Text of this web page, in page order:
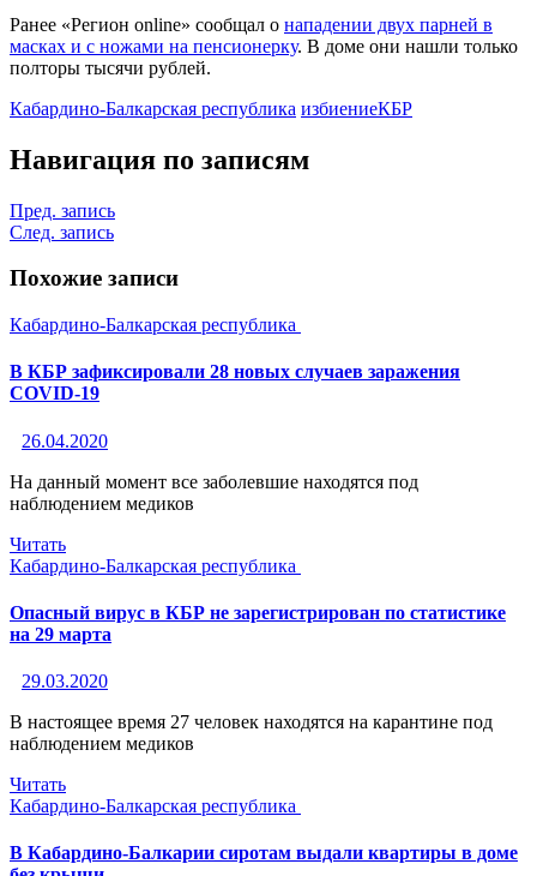
Ранее «Регион online» сообщал о нападении двух парней в
масках и с ножами на пенсионерку. В доме они нашли только
полторы тысячи рублей.
Кабардино-Балкарская республика избиениеКБР
Навигация по записям
Пред. запись
След. запись
Похожие записи
Кабардино-Балкарская республика
В КБР зафиксировали 28 новых случаев заражения
COVID-19
26.04.2020
На данный момент все заболевшие находятся под
наблюдением медиков
Читать
Кабардино-Балкарская республика
Опасный вирус в КБР не зарегистрирован по статистике
на 29 марта
29.03.2020
В настоящее время 27 человек находятся на карантине под
наблюдением медиков
Читать
Кабардино-Балкарская республика
В Кабардино-Балкарии сиротам выдали квартиры в доме